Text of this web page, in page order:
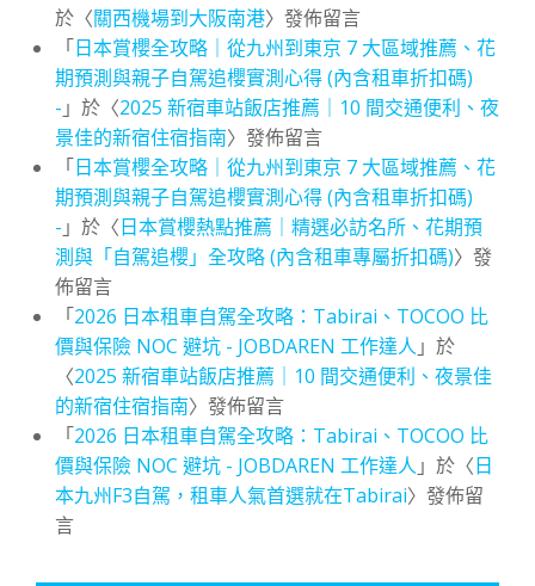
於〈關西機場到大阪南港〉發佈留言
「日本賞櫻全攻略｜從九州到東京 7 大區域推薦、花
期預測與親子自駕追櫻實測心得 (內含租車折扣碼)
- 」於〈2025 新宿車站飯店推薦｜10 間交通便利、夜
景佳的新宿住宿指南〉發佈留言
「日本賞櫻全攻略｜從九州到東京 7 大區域推薦、花
期預測與親子自駕追櫻實測心得 (內含租車折扣碼)
- 」於〈日本賞櫻熱點推薦｜精選必訪名所、花期預
測與「自駕追櫻」全攻略 (內含租車專屬折扣碼)〉發
佈留言
「2026 日本租車自駕全攻略：Tabirai、TOCOO 比
價與保險 NOC 避坑 - JOBDAREN 工作達人 」於
〈2025 新宿車站飯店推薦｜10 間交通便利、夜景佳
的新宿住宿指南〉發佈留言
「2026 日本租車自駕全攻略：Tabirai、TOCOO 比
價與保險 NOC 避坑 - JOBDAREN 工作達人 」於〈日
本九州F3自駕，租車人氣首選就在Tabirai〉發佈留
言